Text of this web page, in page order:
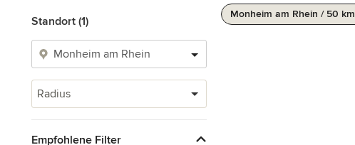
Standort (1)
Radius
Empfohlene Filter
Monheim am Rhein / 50 km